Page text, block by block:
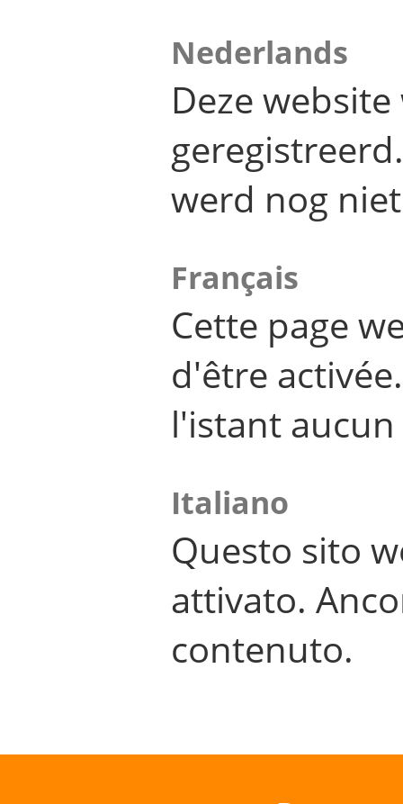
Nederlands
Deze
werd nog
Français
Cette page
d'être
l'istant
Italiano
Questo sito
attivato.
contenuto.